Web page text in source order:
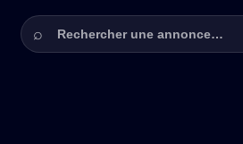
Rechercher une annonce
⌕